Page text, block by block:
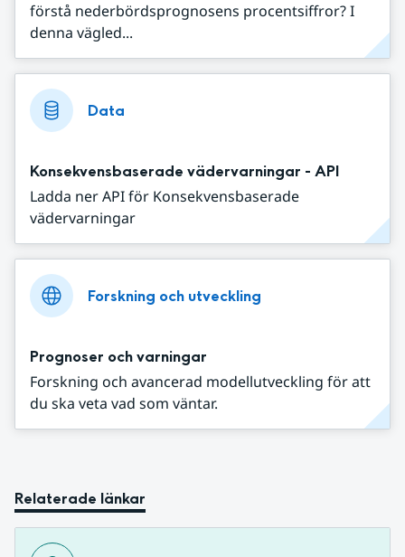
förstå nederbördsprognosens procentsiffror? I
denna vägled...
Data
Konsekvensbaserade vädervarningar - API
Ladda ner API för Konsekvensbaserade
vädervarningar
Forskning och utveckling
Prognoser och varningar
Forskning och avancerad modellutveckling för att
du ska veta vad som väntar.
Relaterade länkar